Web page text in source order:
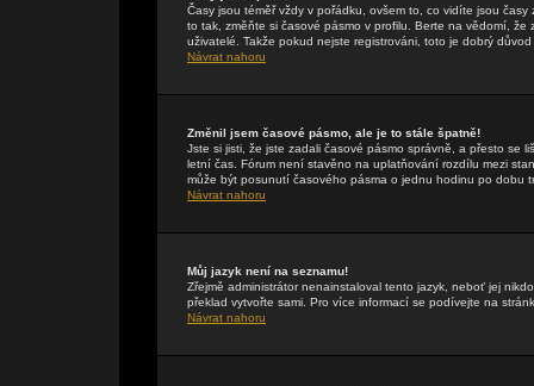
Časy jsou téměř vždy v pořádku, ovšem to, co vidíte jsou
to tak, změňte si časové pásmo v profilu. Berte na vědomí,
uživatelé. Takže pokud nejste registrováni, toto je dobrý
Návrat nahoru
Změnil jsem časové pásmo, ale je to stále špatně!
Jste si jisti, že jste zadali časové pásmo správně, a přesto
letní čas. Fórum není stavěno na uplatňování rozdílu mezi
může být posunutí časového pásma o jednu hodinu po dobu
Návrat nahoru
Můj jazyk není na seznamu!
Zřejmě administrátor nenainstaloval tento jazyk, neboť jej
překlad vytvořte sami. Pro více informací se podívejte na
Návrat nahoru